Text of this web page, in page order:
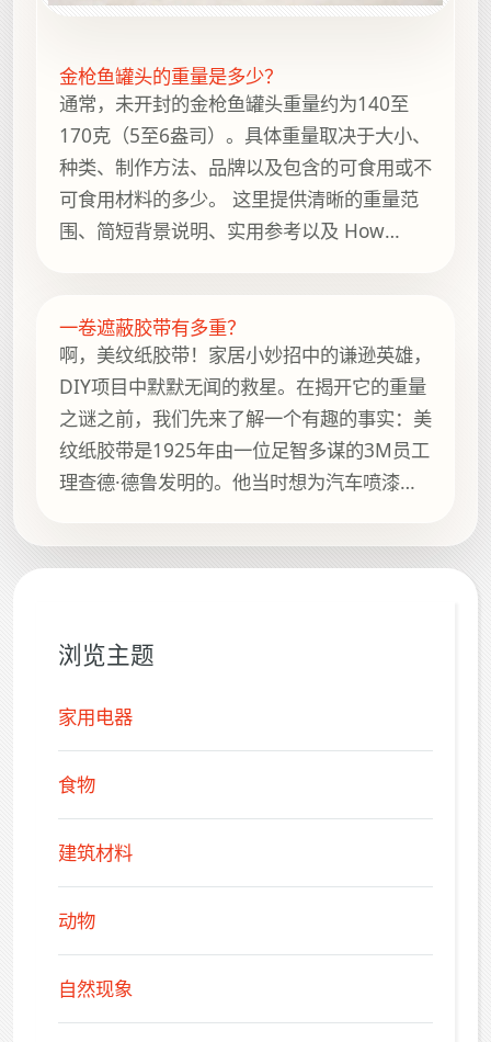
金枪鱼罐头的重量是多少？
通常，未开封的金枪鱼罐头重量约为140至
170克（5至6盎司）。具体重量取决于大小、
种类、制作方法、品牌以及包含的可食用或不
可食用材料的多少。 这里提供清晰的重量范
围、简短背景说明、实用参考以及 How
一卷遮蔽胶带有多重？
啊，美纹纸胶带！家居小妙招中的谦逊英雄，
DIY项目中默默无闻的救星。在揭开它的重量
之谜之前，我们先来了解一个有趣的事实：美
纹纸胶带是1925年由一位足智多谋的3M员工
理查德·德鲁发明的。他当时想为汽车喷漆工
的线条。但他当时并不知道，他的发明会成为
每个工具箱和手工艺...
浏览主题
家用电器
食物
建筑材料
动物
自然现象